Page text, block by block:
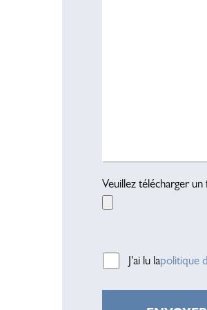
Veuillez télécharger
J'ai lu lapolitique